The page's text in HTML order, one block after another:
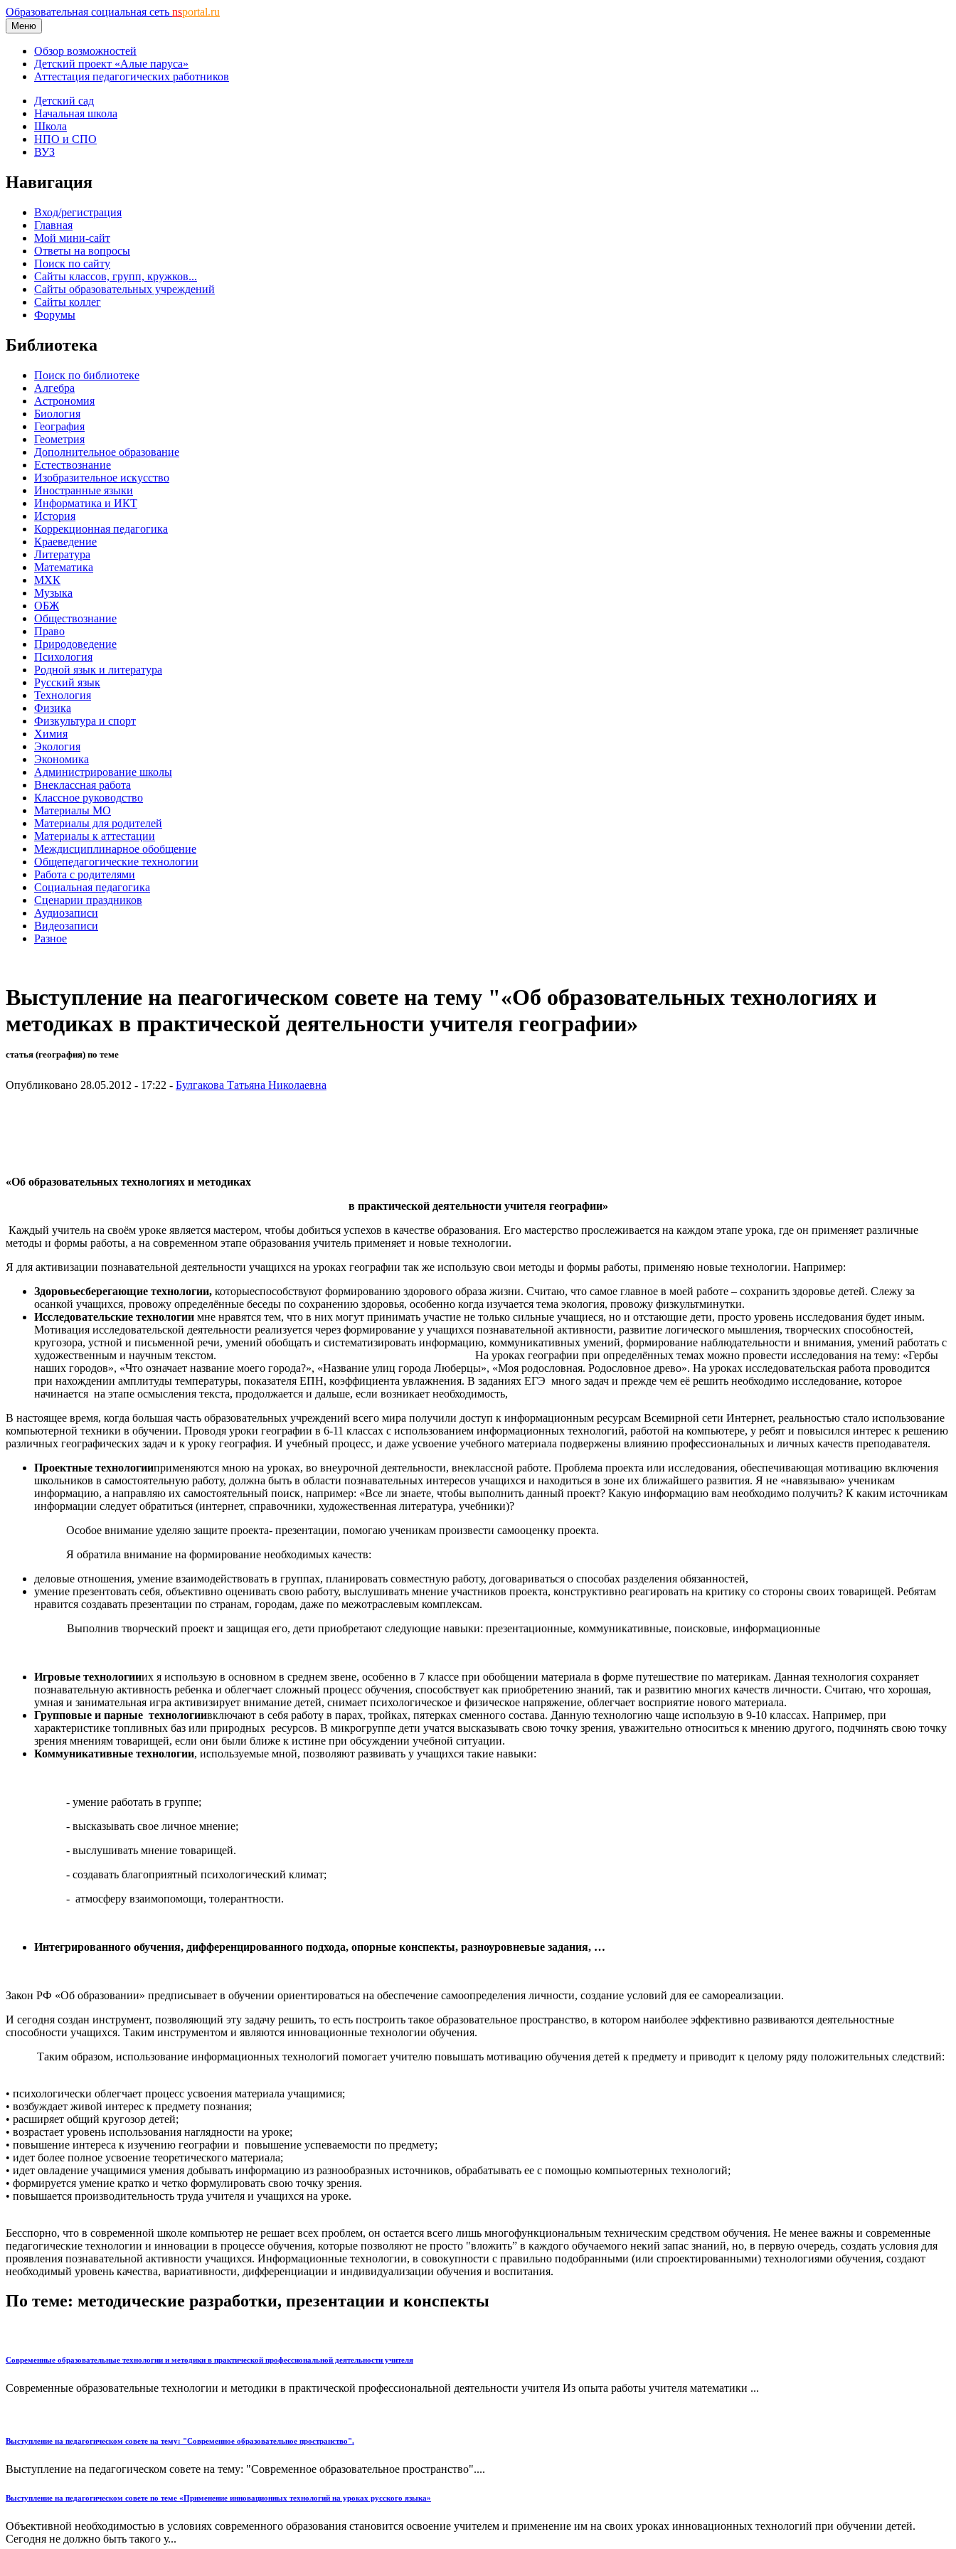
Образовательная социальная сеть nsportal.ru
Меню
Обзор возможностей
Детский проект «Алые паруса»
Аттестация педагогических работников
Детский сад
Начальная школа
Школа
НПО и СПО
ВУЗ
Навигация
Вход/регистрация
Главная
Мой мини-сайт
Ответы на вопросы
Поиск по сайту
Сайты классов, групп, кружков...
Сайты образовательных учреждений
Сайты коллег
Форумы
Библиотека
Поиск по библиотеке
Алгебра
Астрономия
Биология
География
Геометрия
Дополнительное образование
Естествознание
Изобразительное искусство
Иностранные языки
Информатика и ИКТ
История
Коррекционная педагогика
Краеведение
Литература
Математика
МХК
Музыка
ОБЖ
Обществознание
Право
Природоведение
Психология
Родной язык и литература
Русский язык
Технология
Физика
Физкультура и спорт
Химия
Экология
Экономика
Администрирование школы
Внеклассная работа
Классное руководство
Материалы МО
Материалы для родителей
Материалы к аттестации
Междисциплинарное обобщение
Общепедагогические технологии
Работа с родителями
Социальная педагогика
Сценарии праздников
Аудиозаписи
Видеозаписи
Разное
Выступление на пеагогическом совете на тему "«Об образовательных технологиях и
методиках в практической деятельности учителя географии»
статья (география) по теме
Опубликовано 28.05.2012 - 17:22 - Булгакова Татьяна Николаевна
«Об образовательных технологиях и методиках
в практической деятельности учителя географии»
Каждый учитель на своём уроке является мастером, чтобы добиться успехов в качестве образования. Его мастерство прослеживается на каждом этапе урока, где он применяет различные
методы и формы работы, а на современном этапе образования учитель применяет и новые технологии.
Я для активизации познавательной деятельности учащихся на уроках географии так же использую свои методы и формы работы, применяю новые технологии. Например:
Здоровьесберегающие технологии, которыеспособствуют формированию здорового образа жизни. Считаю, что самое главное в моей работе – сохранить здоровье детей. Слежу за
осанкой учащихся, провожу определённые беседы по сохранению здоровья, особенно когда изучается тема экология, провожу физкультминутки.
Исследовательские технологии мне нравятся тем, что в них могут принимать участие не только сильные учащиеся, но и отстающие дети, просто уровень исследования будет иным.
Мотивация исследовательской деятельности реализуется через формирование у учащихся познавательной активности, развитие логического мышления, творческих способностей,
кругозора, устной и письменной речи, умений обобщать и систематизировать информацию, коммуникативных умений, формирование наблюдательности и внимания, умений работать с
художественным и научным текстом. На уроках географии при определённых темах можно провести исследования на тему: «Гербы
наших городов», «Что означает название моего города?», «Название улиц города Люберцы», «Моя родословная. Родословное древо». На уроках исследовательская работа проводится
при нахождении амплитуды температуры, показателя ЕПН, коэффициента увлажнения. В заданиях ЕГЭ много задач и прежде чем её решить необходимо исследование, которое
начинается на этапе осмысления текста, продолжается и дальше, если возникает необходимость,
В настоящее время, когда большая часть образовательных учреждений всего мира получили доступ к информационным ресурсам Всемирной сети Интернет, реальностью стало использование
компьютерной техники в обучении. Проводя уроки географии в 6-11 классах с использованием информационных технологий, работой на компьютере, у ребят и повысился интерес к решению
различных географических задач и к уроку география. И учебный процесс, и даже усвоение учебного материала подвержены влиянию профессиональных и личных качеств преподавателя.
Проектные технологииприменяются мною на уроках, во внеурочной деятельности, внеклассной работе. Проблема проекта или исследования, обеспечивающая мотивацию включения
школьников в самостоятельную работу, должна быть в области познавательных интересов учащихся и находиться в зоне их ближайшего развития. Я не «навязываю» ученикам
информацию, а направляю их самостоятельный поиск, например: «Все ли знаете, чтобы выполнить данный проект? Какую информацию вам необходимо получить? К каким источникам
информации следует обратиться (интернет, справочники, художественная литература, учебники)?
Особое внимание уделяю защите проекта- презентации, помогаю ученикам произвести самооценку проекта.
Я обратила внимание на формирование необходимых качеств:
деловые отношения, умение взаимодействовать в группах, планировать совместную работу, договариваться о способах разделения обязанностей,
умение презентовать себя, объективно оценивать свою работу, выслушивать мнение участников проекта, конструктивно реагировать на критику со стороны своих товарищей. Ребятам
нравится создавать презентации по странам, городам, даже по межотраслевым комплексам.
Выполнив творческий проект и защищая его, дети приобретают следующие навыки: презентационные, коммуникативные, поисковые, информационные
Игровые технологииих я использую в основном в среднем звене, особенно в 7 классе при обобщении материала в форме путешествие по материкам. Данная технология сохраняет
познавательную активность ребенка и облегчает сложный процесс обучения, способствует как приобретению знаний, так и развитию многих качеств личности. Считаю, что хорошая,
умная и занимательная игра активизирует внимание детей, снимает психологическое и физическое напряжение, облегчает восприятие нового материала.
Групповые и парные технологиивключают в себя работу в парах, тройках, пятерках сменного состава. Данную технологию чаще использую в 9-10 классах. Например, при
характеристике топливных баз или природных ресурсов. В микрогруппе дети учатся высказывать свою точку зрения, уважительно относиться к мнению другого, подчинять свою точку
зрения мнениям товарищей, если они были ближе к истине при обсуждении учебной ситуации.
Коммуникативные технологии, используемые мной, позволяют развивать у учащихся такие навыки:
- умение работать в группе;
- высказывать свое личное мнение;
- выслушивать мнение товарищей.
- создавать благоприятный психологический климат;
- атмосферу взаимопомощи, толерантности.
Интегрированного обучения, дифференцированного подхода, опорные конспекты, разноуровневые задания, …
Закон РФ «Об образовании» предписывает в обучении ориентироваться на обеспечение самоопределения личности, создание условий для ее самореализации.
И сегодня создан инструмент, позволяющий эту задачу решить, то есть построить такое образовательное пространство, в котором наиболее эффективно развиваются деятельностные
способности учащихся. Таким инструментом и являются инновационные технологии обучения.
Таким образом, использование информационных технологий помогает учителю повышать мотивацию обучения детей к предмету и приводит к целому ряду положительных следствий:
• психологически облегчает процесс усвоения материала учащимися;
• возбуждает живой интерес к предмету познания;
• расширяет общий кругозор детей;
• возрастает уровень использования наглядности на уроке;
• повышение интереса к изучению географии и повышение успеваемости по предмету;
• идет более полное усвоение теоретического материала;
• идет овладение учащимися умения добывать информацию из разнообразных источников, обрабатывать ее с помощью компьютерных технологий;
• формируется умение кратко и четко формулировать свою точку зрения.
• повышается производительность труда учителя и учащихся на уроке.
Бесспорно, что в современной школе компьютер не решает всех проблем, он остается всего лишь многофункциональным техническим средством обучения. Не менее важны и современные
педагогические технологии и инновации в процессе обучения, которые позволяют не просто "вложить” в каждого обучаемого некий запас знаний, но, в первую очередь, создать условия для
проявления познавательной активности учащихся. Информационные технологии, в совокупности с правильно подобранными (или спроектированными) технологиями обучения, создают
необходимый уровень качества, вариативности, дифференциации и индивидуализации обучения и воспитания.
По теме: методические разработки, презентации и конспекты
Современные образовательные технологии и методики в практической профессиональной деятельности учителя
Современные образовательные технологии и методики в практической профессиональной деятельности учителя Из опыта работы учителя математики ...
Выступление на педагогическом совете на тему: "Современное образовательное пространство".
Выступление на педагогическом совете на тему: "Современное образовательное пространство"....
Выступление на педагогическом совете по теме «Применение инновационных технологий на уроках русского языка»
Объективной необходимостью в условиях современного образования становится освоение учителем и применение им на своих уроках инновационных технологий при обучении детей.
Сегодня не должно быть такого у...